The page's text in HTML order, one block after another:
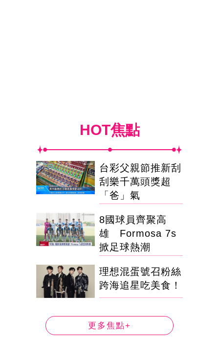
HOT焦點
台彩父親節推新刮
刮樂千萬頭獎超
「爸」氣
8國球員齊聚高
雄 Formosa 7s
掀足球熱潮
理想混蛋號召粉絲
跨海追星吃美食！
更多焦點+